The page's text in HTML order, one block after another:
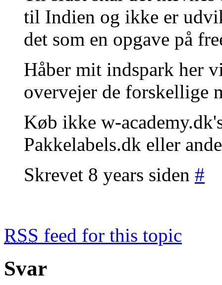
til Indien og ikke er
det som en opgave på
Håber mit indspark her
overvejer de forskellige
Køb ikke w-
Pakkelabels.dk eller
Skrevet 8 years siden #
RSS feed for this topic
Svar